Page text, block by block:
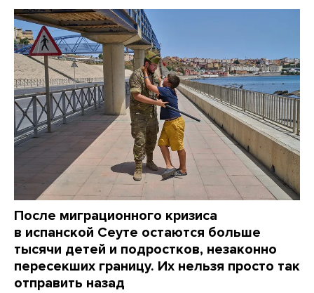
После миграционного кризиса
в испанской Сеуте остаются больше
тысячи детей и подростков, незаконно
пересекших границу. Их нельзя просто так
отправить назад